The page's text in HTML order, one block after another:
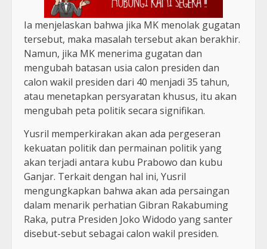
Ia menjelaskan bahwa jika MK menolak gugatan
tersebut, maka masalah tersebut akan berakhir.
Namun, jika MK menerima gugatan dan
mengubah batasan usia calon presiden dan
calon wakil presiden dari 40 menjadi 35 tahun,
atau menetapkan persyaratan khusus, itu akan
mengubah peta politik secara signifikan.
Yusril memperkirakan akan ada pergeseran
kekuatan politik dan permainan politik yang
akan terjadi antara kubu Prabowo dan kubu
Ganjar. Terkait dengan hal ini, Yusril
mengungkapkan bahwa akan ada persaingan
dalam menarik perhatian Gibran Rakabuming
Raka, putra Presiden Joko Widodo yang santer
disebut-sebut sebagai calon wakil presiden.